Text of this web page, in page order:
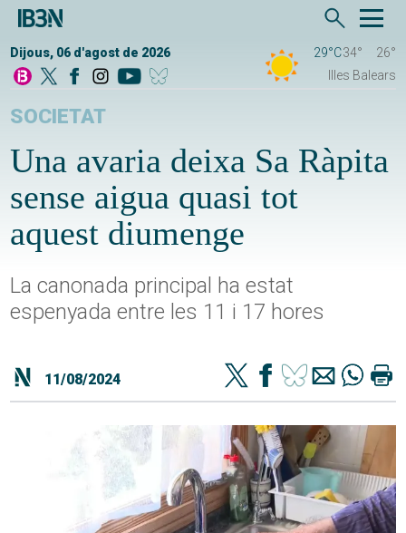
Dijous, 06 d'agost de 2026 29°C34°
26°
Illes Balears
SOCIETAT
Una avaria deixa Sa Ràpita
sense aigua quasi tot
aquest diumenge
La canonada principal ha estat
espenyada entre les 11 i 17 hores
11/08/2024